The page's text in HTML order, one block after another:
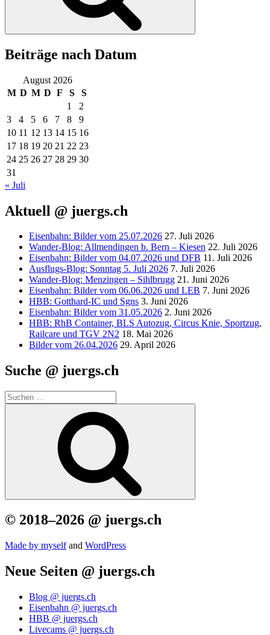
Beiträge nach Datum
August 2026
M D M D F S
S
1
2
3
4 5 6 7 8
9
10 11 12 13 14 15 16
17 18 19 20 21 22 23
24 25 26 27 28 29 30
31
« Juli
Aktuell @ juergs.ch
Eisenbahn: Bilder vom 25.07.2026 27. Juli 2026
Wander-Blog: Allmendingen b. Bern – Kiesen 22. Juli 2026
Eisenbahn: Bilder vom 04.07.2026 und DFB 11. Juli 2026
Ausflugs-Blog: Sonntag 5. Juli 2026 7. Juli 2026
Wander-Blog: Menzingen – Sihlbrugg 21. Juni 2026
Eisenbahn: Bilder vom 06.06.2026 und LEB 7. Juni 2026
HBB: Gotthard-IC und Sgns 3. Juni 2026
Eisenbahn: Bilder vom 31.05.2026 2. Juni 2026
HBB: RhB Container, BLS Autozug, Circus Knie, Sportzug,
Railcare und TGV 2N2 18. Mai 2026
Bilder vom 26.04.2026 29. April 2026
Suche @ juergs.ch
Suchen
nach:
© 2018–2026 @ juergs.ch
Made by mys­elfand Word­Press
Neue Seiten @ juergs.ch
Blog @ juergs.ch
Eisenbahn @ juergs.ch
HBB @ juergs.ch
Livecams @ juergs.ch